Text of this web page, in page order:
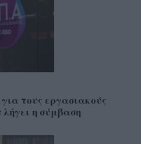
τους εργασιακούς
η σύμβαση